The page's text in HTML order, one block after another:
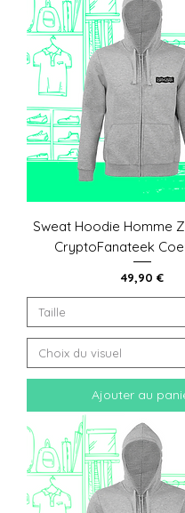
Sweat Hoodie Homme
CryptoFanateek
Prix
49,90 €
Ajouter au